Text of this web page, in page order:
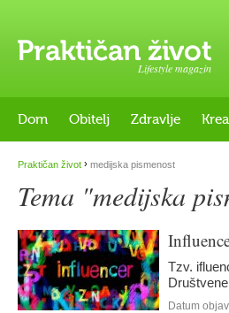
Lifestyle magazin
Dom Obitelj Zdravlje
Praktičan život › medijska pismenost
Tema "medijska
Tzv.
Datum